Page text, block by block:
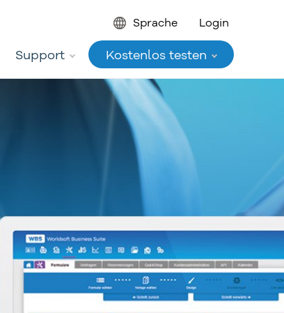
Login
Sprache
Support Kostenlos testen